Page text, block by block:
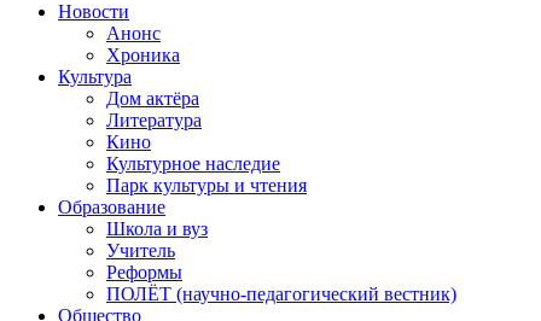
Новости
Анонс
Хроника
Культура
Дом актёра
Литература
Кино
Культурное наследие
Парк культуры и чтения
Образование
Школа и вуз
Учитель
Реформы
ПОЛЁТ (научно-педагогический вестник)
Общество